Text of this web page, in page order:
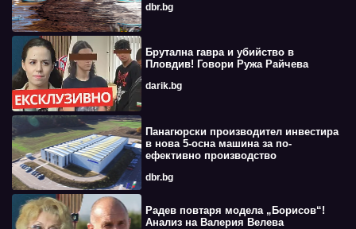
dbr.bg
Брутална гавра и убийство в
Пловдив! Говори Ружа Райчева
darik.bg
Панагюрски производител инвестира
в нова 5-осна машина за по-
ефективно производство
dbr.bg
Радев повтаря модела „Борисов“!
Анализ на Валерия Велева